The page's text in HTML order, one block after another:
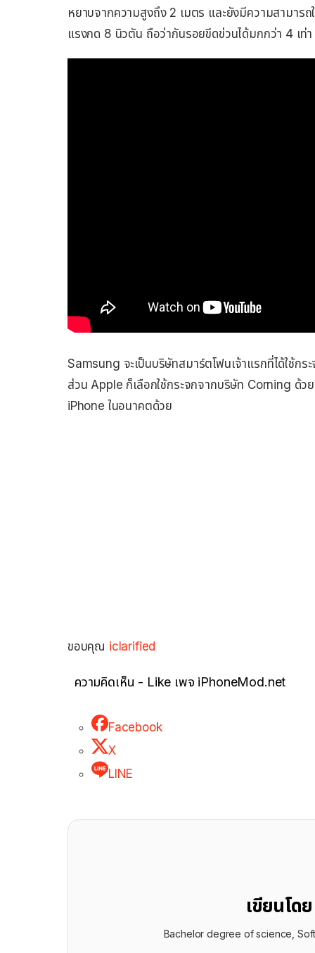
หยาบจากความสูงถึง 2 เมตร และยังมีความสามาร
แรงกด 8 นิวตัน ถือว่ากันรอยขีดข่วนได้มกกว่า 4 เ
Samsung จะเป็นบริษัทสมาร์ตโฟนเจ้าแรกที่ได้ใช้ก
ส่วน Apple ก็เลือกใช้กระจกจากบริษัท Corning ด้ว
iPhone ในอนาคตด้วย
ขอบคุณ iclarified
ความคิดเห็น - Like เพจ iPhoneMod.net
Facebook
X
LINE
เขียนโดย
Bachelor degree of science,